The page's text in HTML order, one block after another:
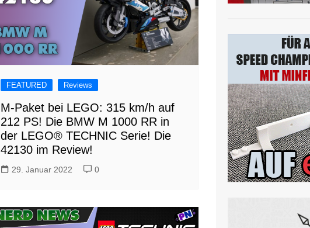
FEATURED Reviews
M-Paket bei LEGO: 315 km/h auf
212 PS! Die BMW M 1000 RR in
der LEGO® TECHNIC Serie! Die
42130 im Review!
29. Januar 2022 0